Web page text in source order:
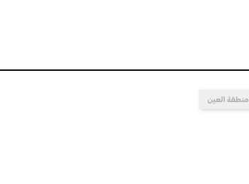
منطقة العين